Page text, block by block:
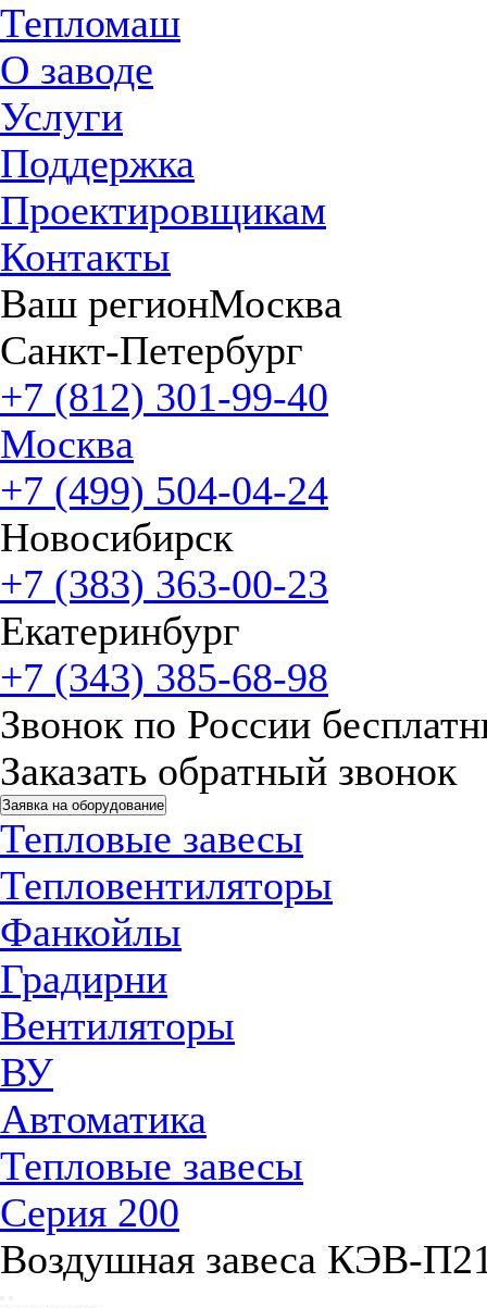
Тепломаш
О заводе
Услуги
Поддержка
Проектировщикам
Контакты
Ваш регионМосква
Санкт-Петербург
+7 (812) 301-99-40
Москва
+7 (499) 504-04-24
Новосибирск
+7 (383) 363-00-23
Екатеринбург
+7 (343) 385-68-98
Звонок по России
Заказать обратный звонок
Заявка на оборудование
Тепловые завесы
Тепловентиляторы
Фанкойлы
Градирни
Вентиляторы
ВУ
Автоматика
Тепловые завесы
Серия 200
Воздушная завеса КЭВ-